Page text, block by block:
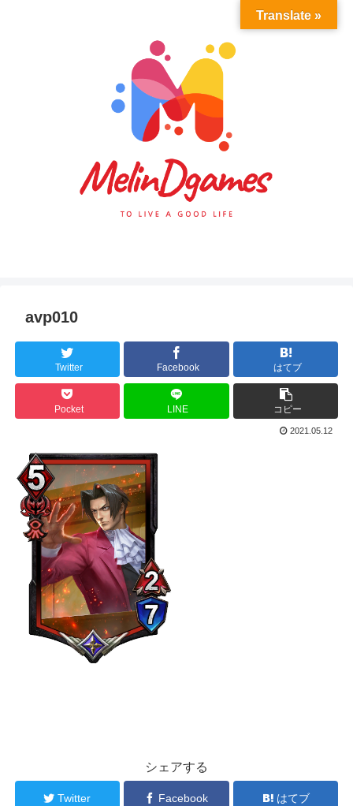
avp010
Twitter Facebook はてブ
Pocket LINE コピー
2021.05.12
シェアする
Twitter Facebook はてブ
Translate »